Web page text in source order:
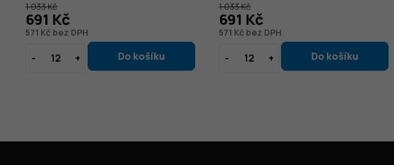
571 Kč bez DPH
1 033 Kč
691 Kč
571 Kč bez DPH
1 033 Kč
691 Kč